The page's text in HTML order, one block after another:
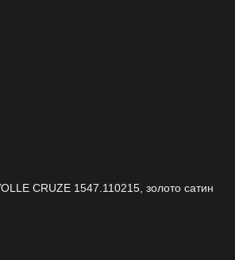
CRUZE 1547.110215, золото сатин